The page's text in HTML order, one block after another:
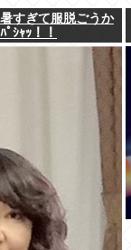
すぎて服脱ごうか
ﾟｼｬｯ！！